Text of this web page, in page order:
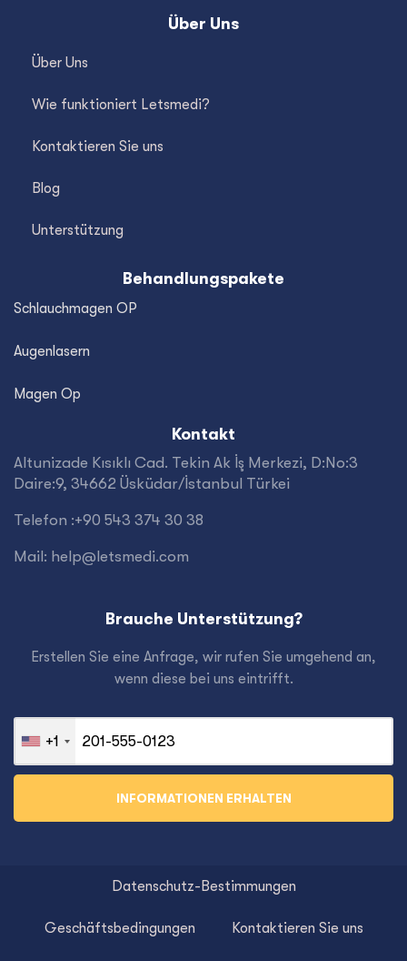
Über Uns
Über Uns
Wie funktioniert Letsmedi?
Kontaktieren Sie uns
Blog
Unterstützung
Behandlungspakete
Schlauchmagen OP
Augenlasern
Magen Op
Kontakt
Altunizade Kısıklı Cad. Tekin Ak İş Merkezi, D:No:3
Daire:9, 34662 Üsküdar/İstanbul Türkei
Telefon :+90 543 374 30 38
Mail: help@letsmedi.com
Brauche Unterstützung?
Erstellen Sie eine Anfrage, wir rufen Sie umgehend an,
wenn diese bei uns eintrifft.
+1
Datenschutz-Bestimmungen
Geschäftsbedingungen Kontaktieren Sie uns